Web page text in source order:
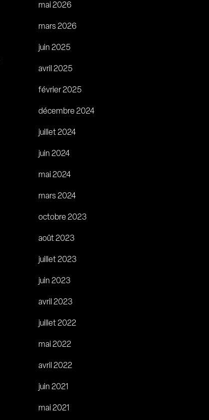
mai 2026
mars 2026
juin 2025
avril 2025
février 2025
décembre 2024
juillet 2024
juin 2024
mai 2024
mars 2024
octobre 2023
août 2023
juillet 2023
juin 2023
avril 2023
juillet 2022
mai 2022
avril 2022
juin 2021
mai 2021